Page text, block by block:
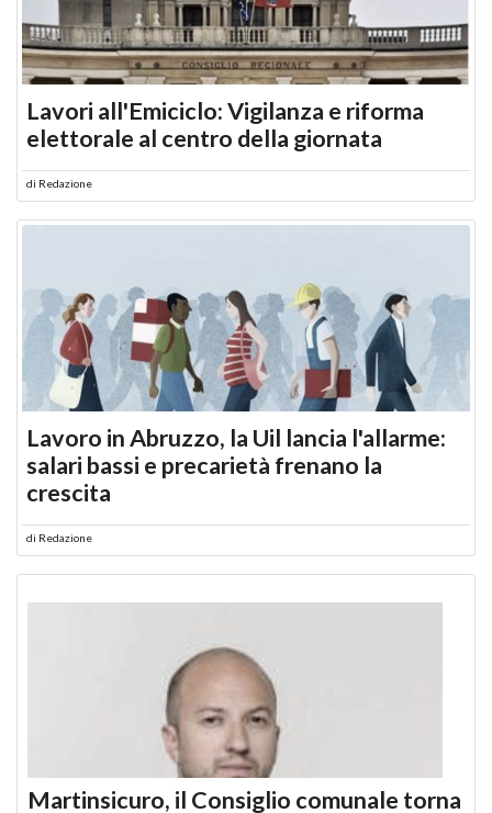
Lavori all'Emiciclo: Vigilanza e riforma
elettorale al centro della giornata
di Redazione
Lavoro in Abruzzo, la Uil lancia l'allarme:
salari bassi e precarietà frenano la
crescita
di Redazione
Martinsicuro, il Consiglio comunale torna